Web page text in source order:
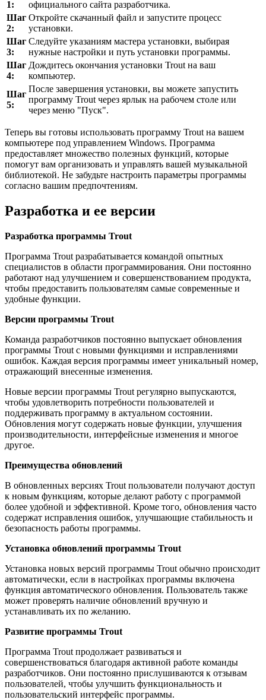
1:
официального сайта разработчика.
Шаг
2:
Откройте скачанный файл и запустите процесс
установки.
Шаг
3:
Следуйте указаниям мастера установки, выбирая
нужные настройки и путь установки программы.
Шаг
4:
Дождитесь окончания установки Trout на ваш
компьютер.
Шаг
5:
После завершения установки, вы можете запустить
программу Trout через ярлык на рабочем столе или
через меню "Пуск".
Теперь вы готовы использовать программу Trout на вашем
компьютере под управлением Windows. Программа
предоставляет множество полезных функций, которые
помогут вам организовать и управлять вашей музыкальной
библиотекой. Не забудьте настроить параметры программы
согласно вашим предпочтениям.
Разработка и ее версии
Разработка программы Trout
Программа Trout разрабатывается командой опытных
специалистов в области программирования. Они постоянно
работают над улучшением и совершенствованием продукта,
чтобы предоставить пользователям самые современные и
удобные функции.
Версии программы Trout
Команда разработчиков постоянно выпускает обновления
программы Trout с новыми функциями и исправлениями
ошибок. Каждая версия программы имеет уникальный номер,
отражающий внесенные изменения.
Новые версии программы Trout регулярно выпускаются,
чтобы удовлетворить потребности пользователей и
поддерживать программу в актуальном состоянии.
Обновления могут содержать новые функции, улучшения
производительности, интерфейсные изменения и многое
другое.
Преимущества обновлений
В обновленных версиях Trout пользователи получают доступ
к новым функциям, которые делают работу с программой
более удобной и эффективной. Кроме того, обновления часто
содержат исправления ошибок, улучшающие стабильность и
безопасность работы программы.
Установка обновлений программы Trout
Установка новых версий программы Trout обычно происходит
автоматически, если в настройках программы включена
функция автоматического обновления. Пользователь также
может проверять наличие обновлений вручную и
устанавливать их по желанию.
Развитие программы Trout
Программа Trout продолжает развиваться и
совершенствоваться благодаря активной работе команды
разработчиков. Они постоянно прислушиваются к отзывам
пользователей, чтобы улучшить функциональность и
пользовательский интерфейс программы.